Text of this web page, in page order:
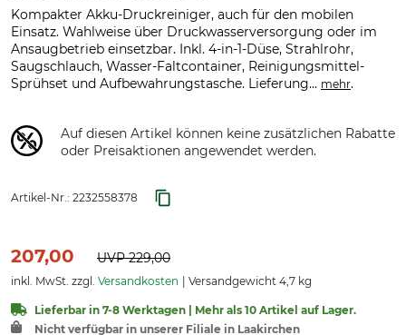
Kompakter Akku-Druckreiniger, auch für den mobilen
Einsatz. Wahlweise über Druckwasserversorgung oder im
Ansaugbetrieb einsetzbar. Inkl. 4-in-1-Düse, Strahlrohr,
Saugschlauch, Wasser-Faltcontainer, Reinigungsmittel-
Sprühset und Aufbewahrungstasche. Lieferung... mehr.
Auf diesen Artikel können keine zusätzlichen Rabatte
oder Preisaktionen angewendet werden.
Artikel-Nr.: 2232558378
207,00 UVP229,00
inkl. MwSt. zzgl. Versandkosten Versandgewicht 4,7 kg
Lieferbar in 7-8 Werktagen | Mehr als 10 Artikel auf Lager.
Nicht verfügbar in unserer Filiale in Laakirchen